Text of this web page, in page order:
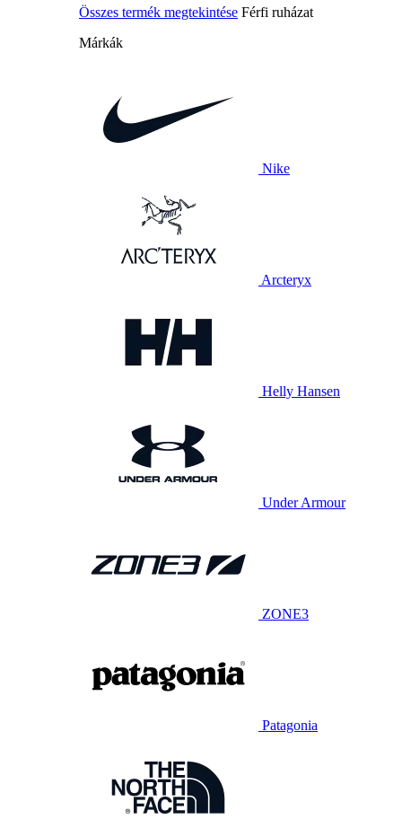
Összes termék megtekintése Férfi ruházat
Márkák
Nike
Arcteryx
Helly Hansen
Under Armour
ZONE3
Patagonia